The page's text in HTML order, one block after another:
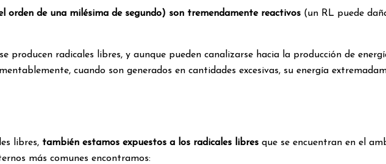
de una milésima de segundo) son tremendamente reactivos (un RL puede
producen radicales libres, y aunque pueden canalizarse hacia la producción de
cuando son generados en cantidades excesivas, su energía
libres, también estamos expuestos a los radicales libres que se encuentran en el
más comunes encontramos: